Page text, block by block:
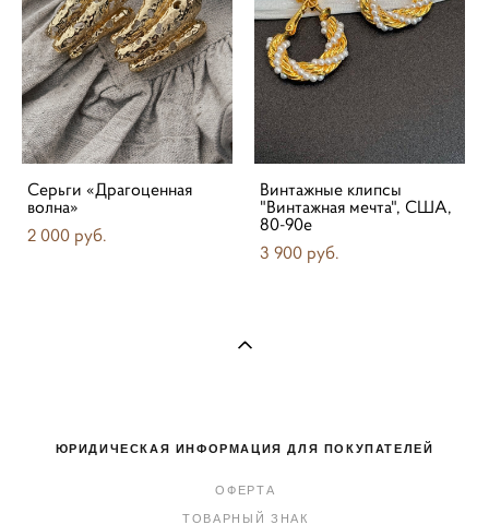
Серьги «Драгоценная
волна»
2 000 pуб.
Винтажные клипсы
"Винтажная мечта", США,
80-90е
3 900 pуб.
ЮРИДИЧЕСКАЯ ИНФОРМАЦИЯ ДЛЯ ПОКУПАТЕЛЕЙ
ОФЕРТА
ТОВАРНЫЙ ЗНАК